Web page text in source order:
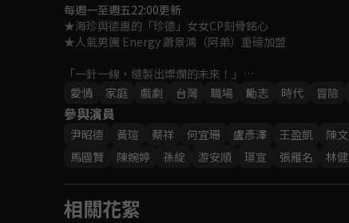
每週一至週五22:00更新
★海珍與德惠的「珍德」女女CP刻骨銘心
★人氣男團 Energy 蕭景鴻（阿弟）重磅加盟
「一針一線，縫製出燦爛的未來！」
女人在性別不平等時代裡，如何在男性主導的西裝產業
一段勇氣、親情與愛情交織的勵志成長故事！
愛情
家庭 戲劇 台灣 職場 勵志 時代 冒險
參與演員
尹昭德 黃瑄 蔡祥 何宜珊 盧彥澤 王盈凱 陳
馬國賢
陳婉婷 孫綻 游安順 璟宣 張雁名 林
相關花絮